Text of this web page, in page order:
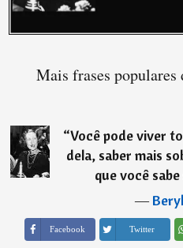
Mais frases
“Você pode viver
dela, saber mais
que você
―
Facebook Twitter